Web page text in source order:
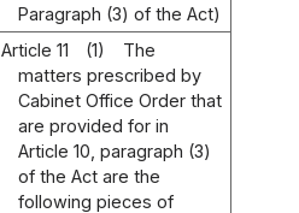
Paragraph (3) of the Act)
Article 11 (1)
The
matters prescribed by
Cabinet Office Order that
are provided for in
Article 10, paragraph (3)
of the Act are the
following pieces of